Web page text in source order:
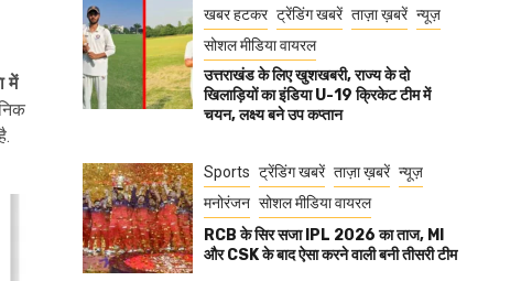
में
खबर हटकर ट्रेंडिंग खबरें ताज़ा ख़बरें न्यूज़
सोशल मीडिया वायरल
उत्तराखंड के लिए खुशखबरी, राज्य के दो
खिलाड़ियों का इंडिया U-19 क्रिकेट टीम में
चयन, लक्ष्य बने उप कप्तान
Sports ट्रेंडिंग खबरें ताज़ा ख़बरें न्यूज़
मनोरंजन सोशल मीडिया वायरल
RCB के सिर सजा IPL 2026 का ताज, MI
और CSK के बाद ऐसा करने वाली बनी तीसरी टीम